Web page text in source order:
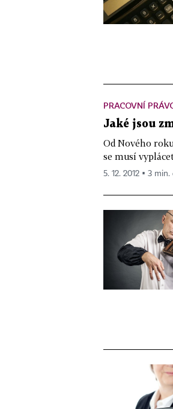
PRACOVNÍ
Jaké jsou
Od Nového
se musí
5. 12. 2012 ▪ 3 min.